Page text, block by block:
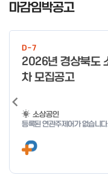
마감임박공고
D-7
2026년 경상북도
차 모집공고
소상공인
등록된 연관주제어가 없습니다.